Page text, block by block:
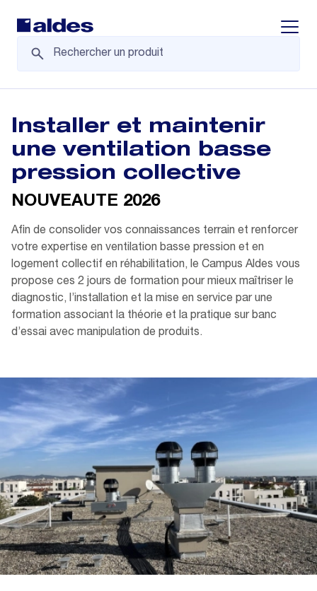
Installer et maintenir
une ventilation basse
pression collective
NOUVEAUTE 2026
Afin de consolider vos connaissances terrain et renforcer
votre expertise en ventilation basse pression et en
logement collectif en réhabilitation, le Campus Aldes vous
propose ces 2 jours de formation pour mieux maîtriser le
diagnostic, l’installation et la mise en service par une
formation associant la théorie et la pratique sur banc
d’essai avec manipulation de produits.